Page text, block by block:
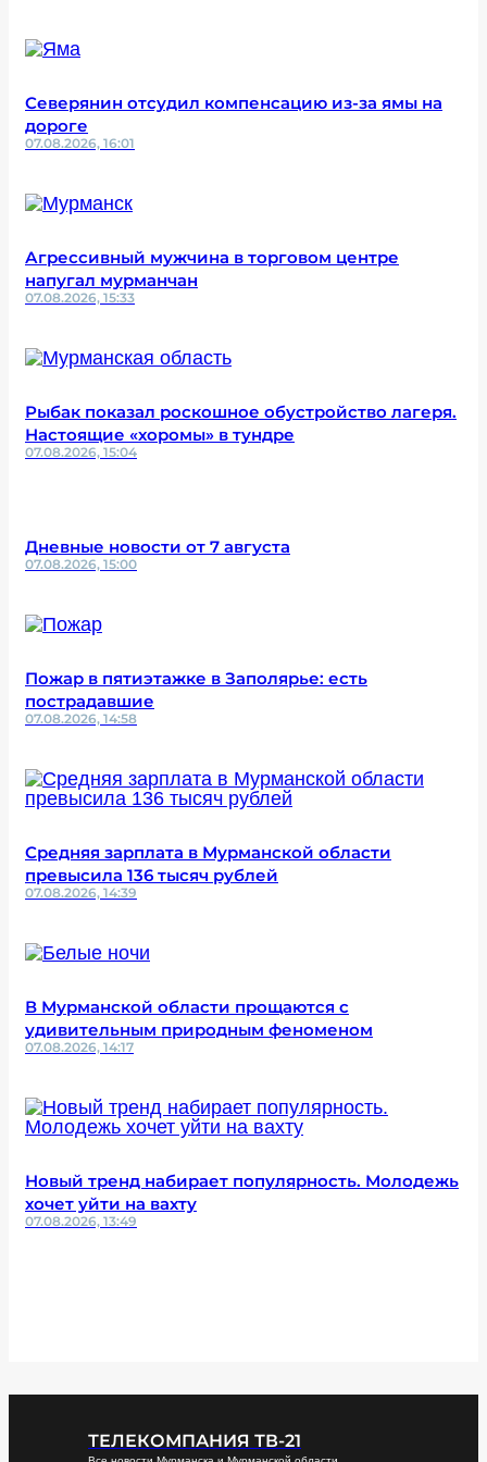
Северянин отсудил компенсацию из-за ямы на
дороге
07.08.2026, 16:01
Агрессивный мужчина в торговом центре
напугал мурманчан
07.08.2026, 15:33
Рыбак показал роскошное обустройство лагеря.
Настоящие «хоромы» в тундре
07.08.2026, 15:04
Дневные новости от 7 августа
07.08.2026, 15:00
Пожар в пятиэтажке в Заполярье: есть
пострадавшие
07.08.2026, 14:58
Средняя зарплата в Мурманской области
превысила 136 тысяч рублей
07.08.2026, 14:39
В Мурманской области прощаются с
удивительным природным феноменом
07.08.2026, 14:17
Новый тренд набирает популярность. Молодежь
хочет уйти на вахту
07.08.2026, 13:49
ТЕЛЕКОМПАНИЯ ТВ-21